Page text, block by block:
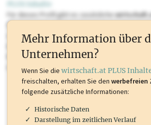
Für dieses Profil gibt es zusätzliche
Sie momentan nicht einsehen können. Schalten
oder loggen Sie sich ein um diese Inhalte zu
Marken, Patente, Rechtstatsachen, OTS-
mehr.
Mehr Information über
Unternehmen?
Wenn Sie die wirtschaft.at PLUS
freischalten, erhalten Sie den werbefreien
folgende zusätzliche Informationen:
Historische Daten
Darstellung im zeitlichen Verlauf